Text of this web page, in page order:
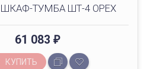
ТУМБА ШТ-4 ОРЕХ
61 083₽
КУПИТЬ